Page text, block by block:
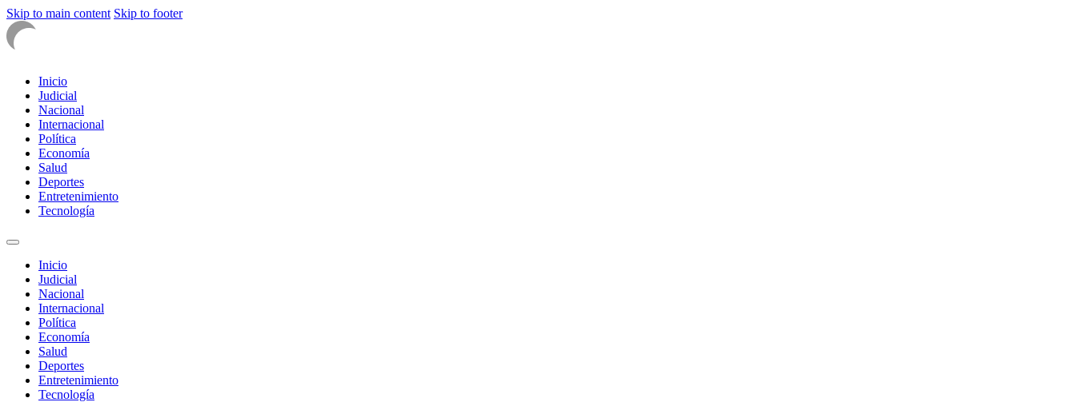
Skip to main content Skip to footer
Inicio
Judicial
Nacional
Internacional
Política
Economía
Salud
Deportes
Entretenimiento
Tecnología
Inicio
Judicial
Nacional
Internacional
Política
Economía
Salud
Deportes
Entretenimiento
Tecnología